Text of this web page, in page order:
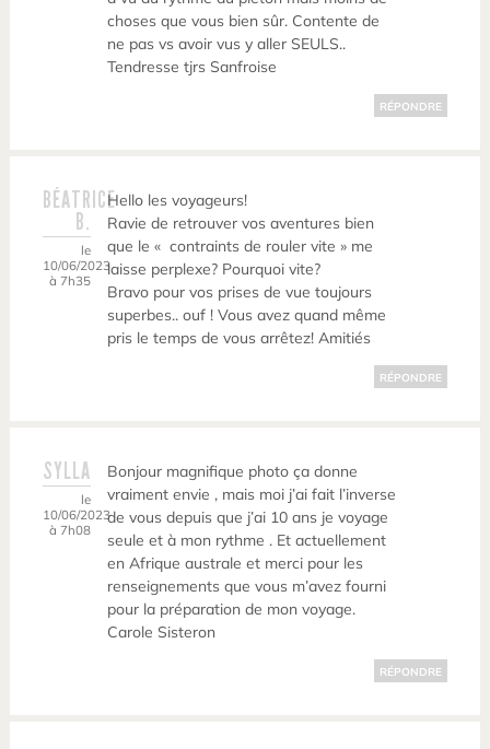
choses que vous bien sûr. Contente de
ne pas vs avoir vus y aller SEULS..
Tendresse tjrs Sanfroise
RÉPONDRE
BÉATRICE
B.
le
10/06/2023
à 7h35
Hello les voyageurs!
Ravie de retrouver vos aventures bien
que le « contraints de rouler vite » me
laisse perplexe? Pourquoi vite?
Bravo pour vos prises de vue toujours
superbes.. ouf ! Vous avez quand même
pris le temps de vous arrêtez! Amitiés
RÉPONDRE
SYLLA
le
10/06/2023
à 7h08
Bonjour magnifique photo ça donne
vraiment envie , mais moi j’ai fait l’inverse
de vous depuis que j’ai 10 ans je voyage
seule et à mon rythme . Et actuellement
en Afrique australe et merci pour les
renseignements que vous m’avez fourni
pour la préparation de mon voyage.
Carole Sisteron
RÉPONDRE